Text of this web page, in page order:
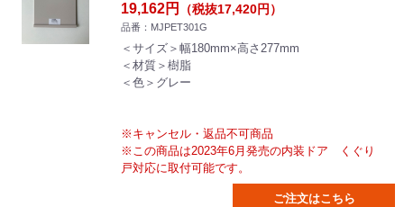
19,162円 （税抜17,420円）
品番：MJPET301G
＜サイズ＞幅180mm×高さ277mm
＜材質＞樹脂
＜色＞グレー
※キャンセル・返品不可商品
※この商品は2023年6月発売の内装ドア くぐり
戸対応に取付可能です。
ご注文はこちら